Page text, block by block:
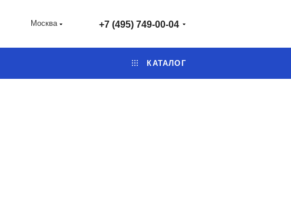
Москва +7 (495) 749-00-04
КАТАЛОГ